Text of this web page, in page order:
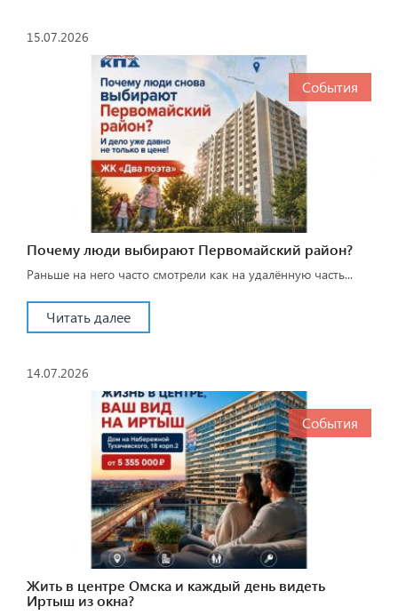
15.07.2026
События
Почему люди выбирают Первомайский район?
Раньше на него часто смотрели как на удалённую часть...
Читать далее
14.07.2026
События
Жить в центре Омска и каждый день видеть
Иртыш из окна?